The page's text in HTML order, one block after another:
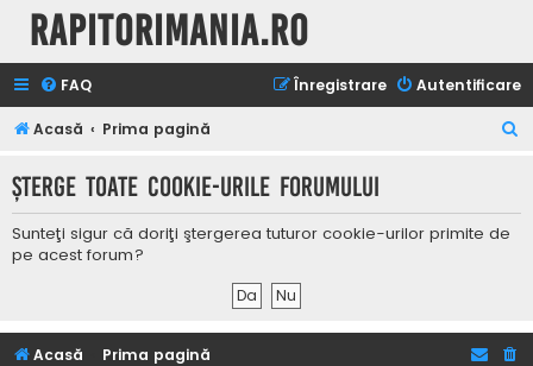
Rapitorimania.ro
FAQ Autentificare
Înregistrare
Acasă Prima pagină
t
Şterge toate cookie-urile forumului
Sunteţi sigur că doriţi ştergerea tuturor cookie-urilor primite de
pe acest forum?
Acasă Prima pagină